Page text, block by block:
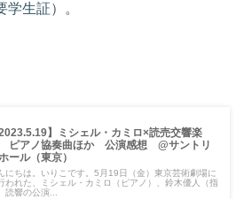
学生証）。
2023.5.19】ミシェル・カミロ×読売交響楽
ピアノ協奏曲ほか 公演感想 @サントリ
ール（東京）
にちは。いりこです。5月19日（金）東京芸術劇場に
われた、ミシェル・カミロ（ピアノ）、鈴木優人（指
読響の公演...